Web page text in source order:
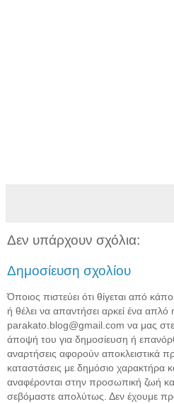
Δεν υπάρχουν σχόλια:
Δημοσίευση σχολίου
Όποιος πιστεύει ότι θίγεται από
ή θέλει να απαντήσει αρκεί ένα απλό
parakato.blog@gmail.com να μας
άποψή του για δημοσίευση ή
αναρτήσεις αφορούν αποκλειστικά
καταστάσεις με δημόσιο χαρακτήρα
αναφέρονται στην προσωπική ζωή
σεβόμαστε απολύτως. Δεν έχουμε